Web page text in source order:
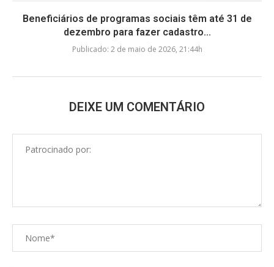
Beneficiários de programas sociais têm até 31 de
dezembro para fazer cadastro...
Publicado: 2 de maio de 2026, 21:44h
DEIXE UM COMENTÁRIO